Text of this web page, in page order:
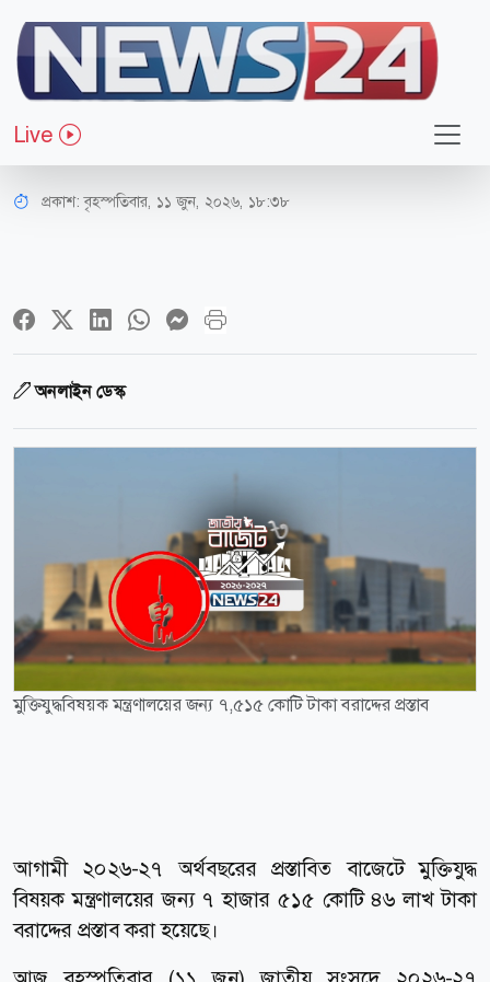
Live
অর্থ-বাণিজ্য
মুক্তিযুদ্ধবিষয়ক মন্ত্রণালয়ের জন্য ৭,৫১৫
কোটি টাকা বরাদ্দের প্রস্তাব
প্রকাশ:বৃহস্পতিবার, ১১ জুন, ২০২৬, ১৮:৩৮
অনলাইন ডেস্ক
মুক্তিযুদ্ধবিষয়ক মন্ত্রণালয়ের জন্য ৭,৫১৫ কোটি টাকা বরাদ্দের প্রস্তাব
আগামী ২০২৬-২৭ অর্থবছরের প্রস্তাবিত বাজেটে মুক্তিযুদ্ধ
বিষয়ক মন্ত্রণালয়ের জন্য ৭ হাজার ৫১৫ কোটি ৪৬ লাখ টাকা
বরাদ্দের প্রস্তাব করা হয়েছে।